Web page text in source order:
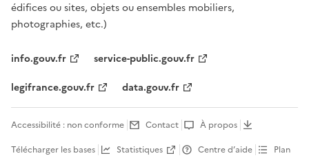
édifices ou sites, objets ou ensembles mobiliers,
photographies, etc.)
info.gouv.fr
service-public.gouv.fr
legifrance.gouv.fr
data.gouv.fr
Accessibilité : non conforme Contact
À propos
Télécharger les bases
Statistiques Centre d’aide Plan